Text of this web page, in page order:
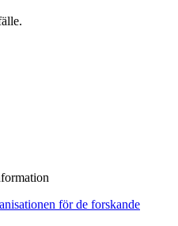
för de forskande